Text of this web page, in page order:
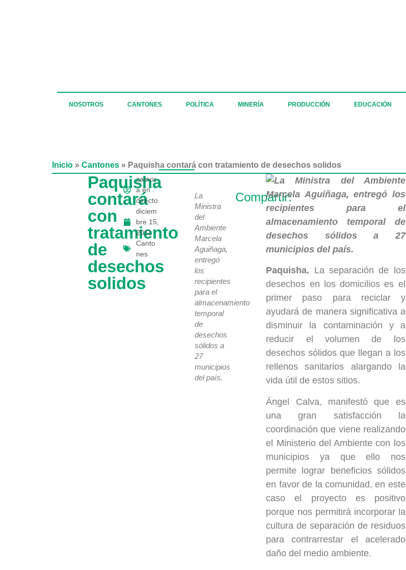
NOSOTROS CANTONES POLÍTICA MINERÍA PRODUCCIÓN EDUCACIÓN
Inicio » Cantones » Paquisha contará con tratamiento de desechos solidos
Paquisha
contará
con
tratamiento
de
desechos
solidos
zamor
a en
directo
diciem
bre 15,
2011
Canto
nes
La
Ministra
del
Ambiente
Marcela
Aguiñaga,
entregó
los
recipientes
para el
almacenamiento
temporal
de
desechos
sólidos a
27
municipios
del país.
Compartir:
Paquisha. La separación de los
desechos en los domicilios es el
primer paso para reciclar y
ayudará de manera significativa a
disminuir la contaminación y a
reducir el volumen de los
desechos sólidos que llegan a los
rellenos sanitarios alargando la
vida útil de estos sitios.
Ángel Calva, manifestó que es
una gran satisfacción la
coordinación que viene realizando
el Ministerio del Ambiente con los
municipios ya que ello nos
permite lograr beneficios sólidos
en favor de la comunidad, en este
caso el proyecto es positivo
porque nos permitirá incorporar la
cultura de separación de residuos
para contrarrestar el acelerado
daño del medio ambiente.